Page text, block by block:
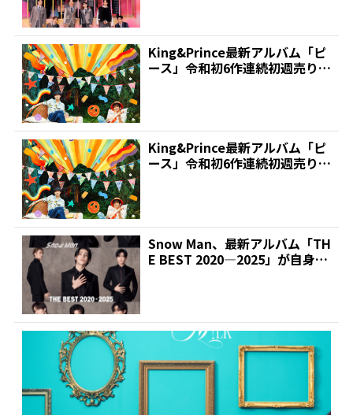
King&Prince最新アルバム「ピ
ース」令和初6作連続初週売り
King&Prince最新アルバム「ピ
ース」令和初6作連続初週売り
Snow Man、最新アルバム「TH
E BEST 2020―2025」が自身初